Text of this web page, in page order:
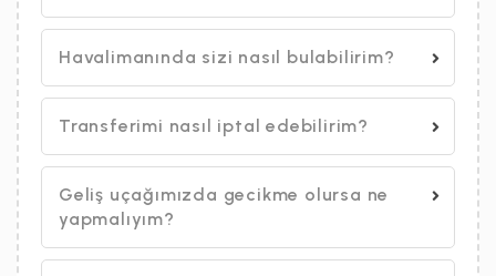
Havalimanında sizi nasıl bulabilirim?
Transferimi nasıl iptal edebilirim?
Geliş uçağımızda gecikme olursa ne
yapmalıyım?